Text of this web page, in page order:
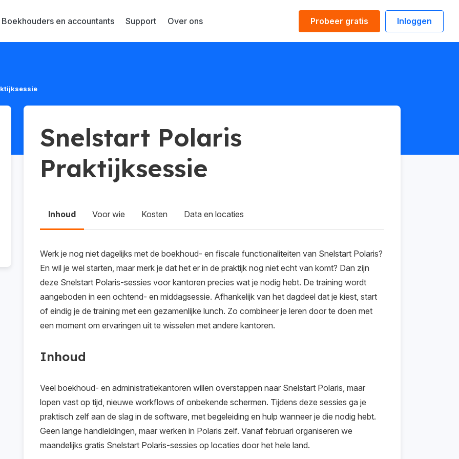
Probeer gratis Inloggen
Boekhouders en accountants Support Over ons
Snelstart Polaris
Praktijksessie
Inhoud Voor wie Kosten Data en locaties
Werk je nog niet dagelijks met de boekhoud- en fiscale functionaliteiten van Snelstart Polaris?
En wil je wel starten, maar merk je dat het er in de praktijk nog niet echt van komt? Dan zijn
deze Snelstart Polaris-sessies voor kantoren precies wat je nodig hebt. De training wordt
aangeboden in een ochtend- en middagsessie. Afhankelijk van het dagdeel dat je kiest, start
of eindig je de training met een gezamenlijke lunch. Zo combineer je leren door te doen met
een moment om ervaringen uit te wisselen met andere kantoren.
Inhoud
Veel boekhoud- en administratiekantoren willen overstappen naar Snelstart Polaris, maar
lopen vast op tijd, nieuwe workflows of onbekende schermen. Tijdens deze sessies ga je
praktisch zelf aan de slag in de software, met begeleiding en hulp wanneer je die nodig hebt.
Geen lange handleidingen, maar werken in Polaris zelf. Vanaf februari organiseren we
maandelijks gratis Snelstart Polaris-sessies op locaties door het hele land.